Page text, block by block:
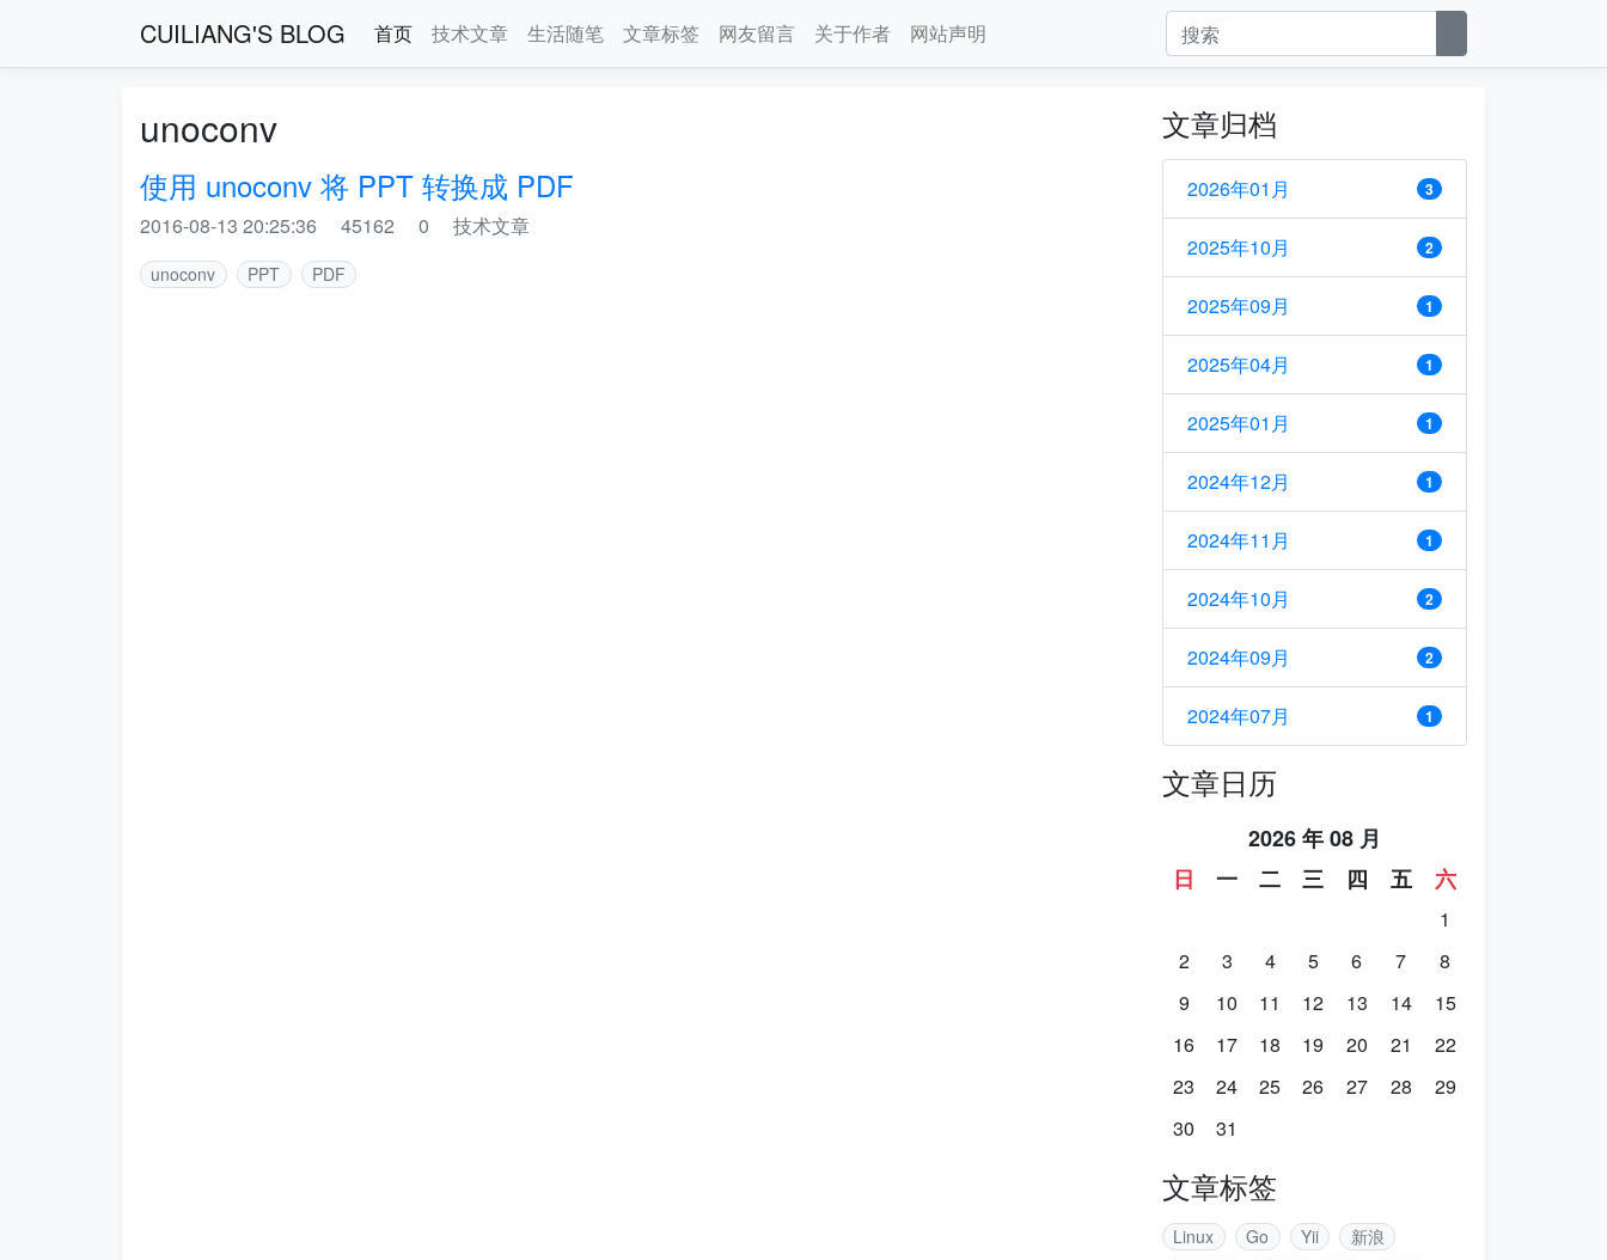
CUILIANG'S BLOG 首页 技术文章 生活随笔 文章标签 网友留言 关于作者 网站声明
unoconv
使用 unoconv 将 PPT 转换成 PDF
2016-08-13 20:25:36 45162 0 技术文章
unoconv PPT PDF
文章归档
2026年01月 3
2025年10月 2
2025年09月 1
2025年04月 1
2025年01月 1
2024年12月 1
2024年11月 1
2024年10月 2
2024年09月 2
2024年07月 1
文章日历
2026 年 08 月
日
一 二 三 四 五 六
1
2
3 4 5 6 7
8
9
10 11 12 13 14
15
16
17 18 19 20 21
22
23
24 25 26 27 28
29
30
31
文章标签
Linux Go Yii
新浪